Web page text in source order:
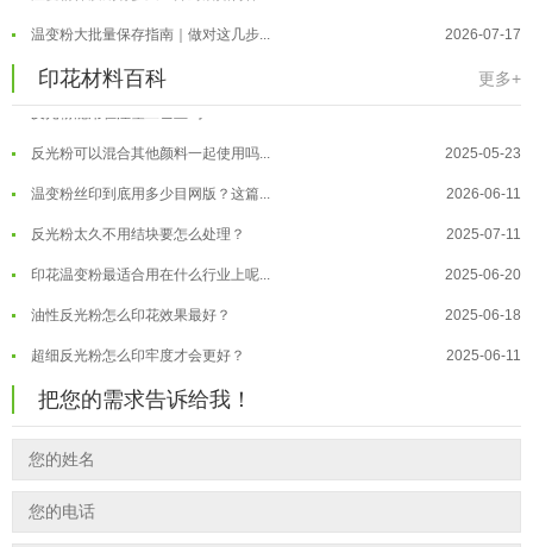
温变粉大批量保存指南｜做对这几步... 2026-07-17
温变粉"罢工"指南：为... 2026-07-10
温变粉到底怕不怕酸碱和酒精？ 2026-07-09
温变粉"烤"问：长期加... 2026-07-07
温变粉耐温真相：注塑"高温炼... 2026-07-03
夜间安全卫士：丝印反光粉搭配全攻... 2026-01-20
印花材料百科 更多+
外墙涂料中怎么添加反光粉使用？ 2025-06-05
超细反光粉需要搭配什么胶浆使用？
反光粉能用在注塑工艺上吗？ 2025-06-02
反光粉可以混合其他颜料一起使用吗... 2025-05-23
温变粉丝印到底用多少目网版？这篇... 2026-06-11
反光粉太久不用结块要怎么处理？ 2025-07-11
印花温变粉最适合用在什么行业上呢... 2025-06-20
油性反光粉怎么印花效果最好？ 2025-06-18
超细反光粉怎么印牢度才会更好？ 2025-06-11
反光粉是永久有效的吗？能用多久？
外墙涂料中怎么添加反光粉使用？ 2025-06-05
超细反光粉需要搭配什么胶浆使用？
反光粉能用在注塑工艺上吗？
把您的需求告诉给我！